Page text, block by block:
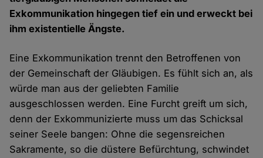
Exkommunikation hingegen tief ein und erweckt bei
ihm existentielle Ängste.
Eine Exkommunikation trennt den Betroffenen von
der Gemeinschaft der Gläubigen. Es fühlt sich an, als
würde man aus der geliebten Familie
ausgeschlossen werden. Eine Furcht greift um sich,
denn der Exkommunizierte muss um das Schicksal
seiner Seele bangen: Ohne die segensreichen
Sakramente, so die düstere Befürchtung, schwindet